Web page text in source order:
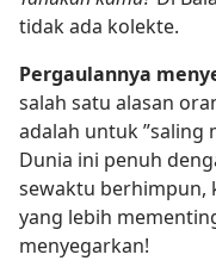
tidak ada kolekte.
Pergaulannya
salah satu alasan
adalah untuk ”saling
Dunia ini penuh
sewaktu berhimpun,
yang lebih
menyegarkan!